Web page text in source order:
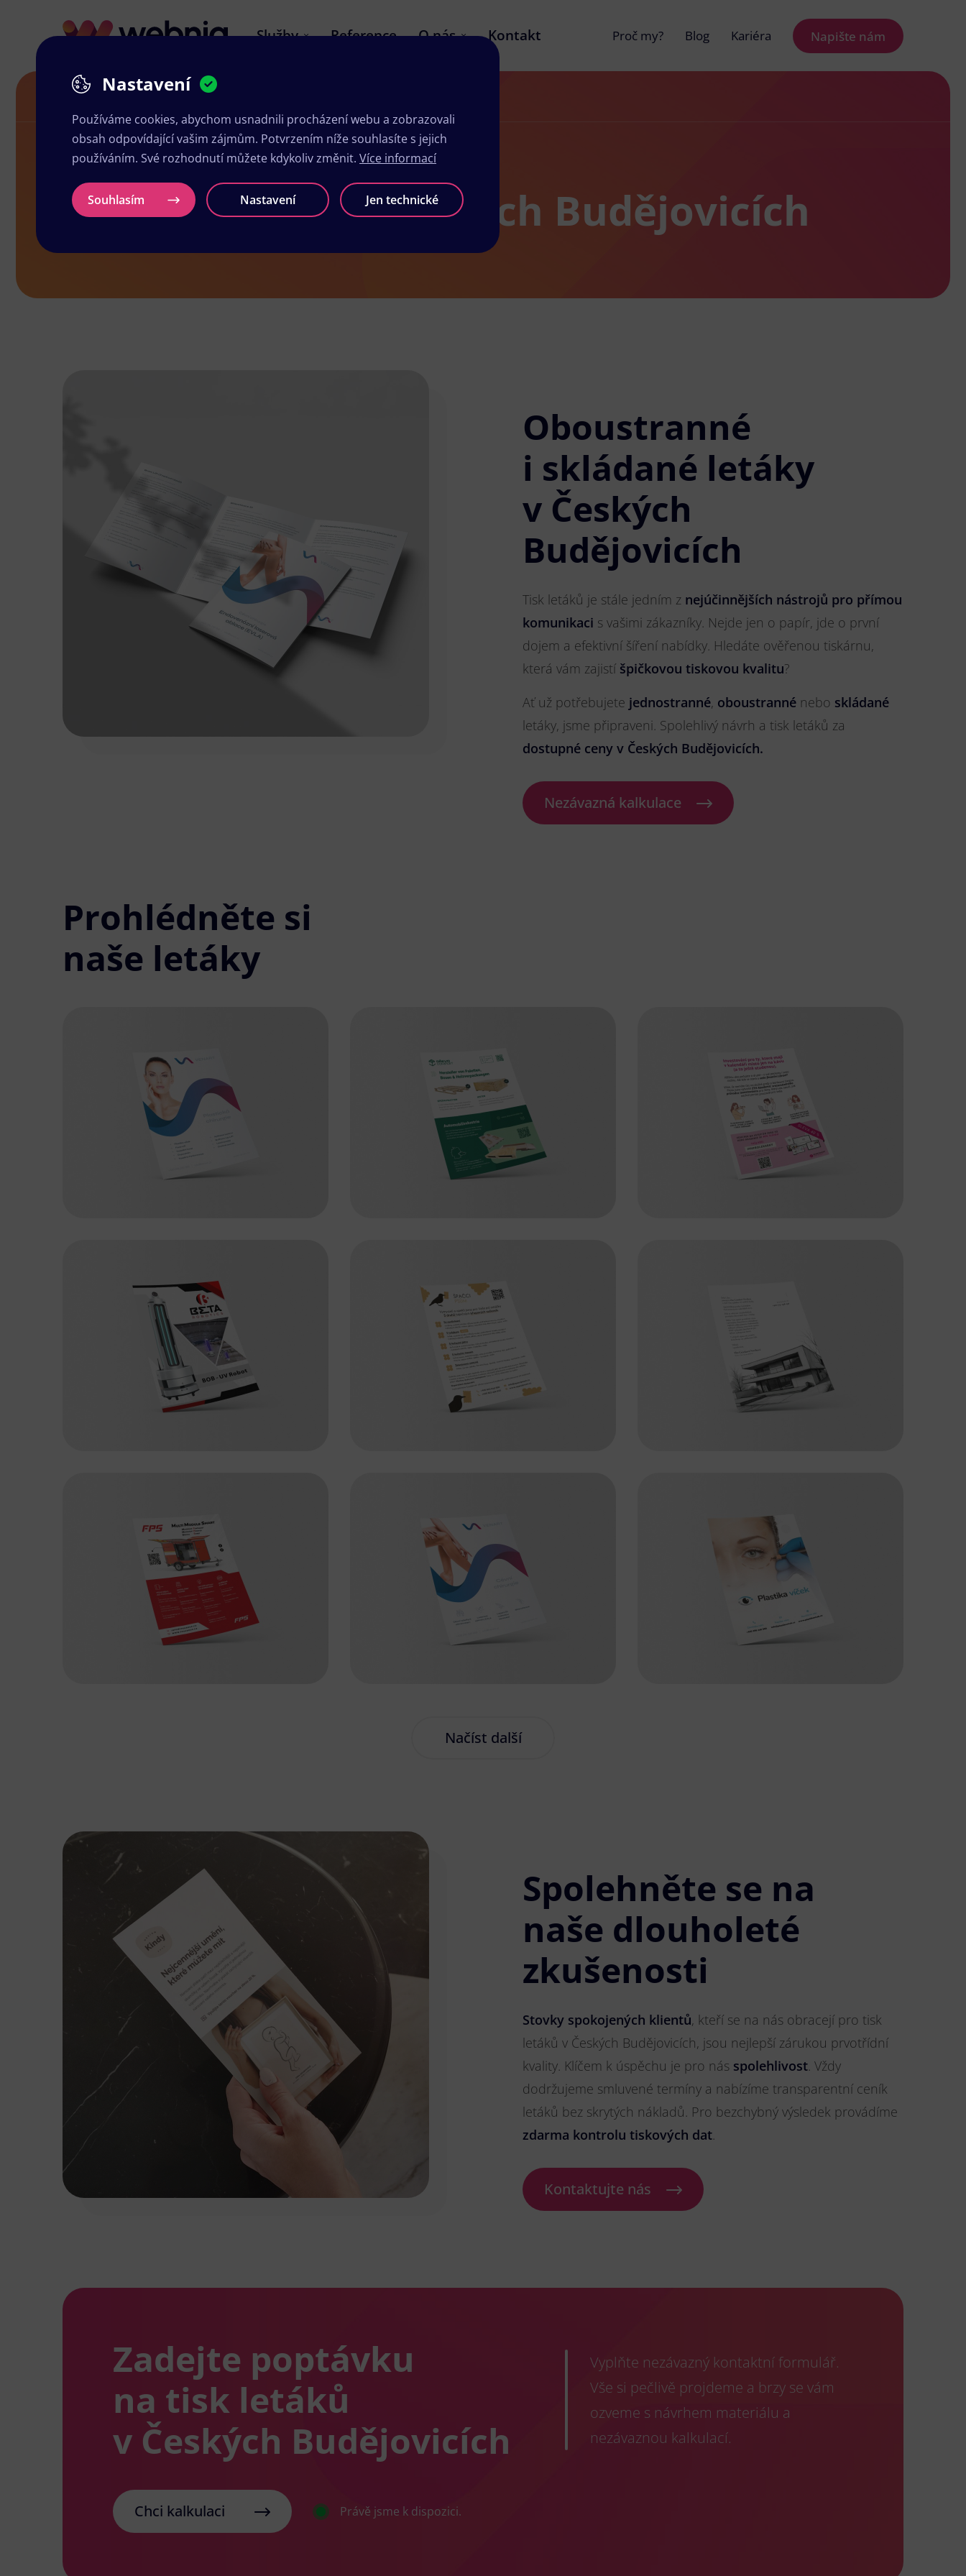
Služby Reference O nás Kontakt Proč my? Blog Kariéra Napište nám
Návrh letáků v Českých Budějovicích
Návrh letáků v Českých Budějovicích
Oboustranné
i skládané letáky
v Českých
Budějovicích
Tisk letáků je stále jedním z nejúčinnějších nástrojů pro přímou
komunikaci s vašimi zákazníky. Nejde jen o papír, jde o první
dojem a efektivní šíření nabídky. Hledáte ověřenou tiskárnu,
která vám zajistí špičkovou tiskovou kvalitu?
Ať už potřebujete jednostranné, oboustranné nebo skládané
letáky, jsme připraveni. Spolehlivý návrh a tisk letáků za
dostupné ceny v Českých Budějovicích.
Nezávazná kalkulace
Prohlédněte si
naše letáky
Načíst další
Spolehněte se na
naše dlouholeté
zkušenosti
Stovky spokojených klientů, kteří se na nás obracejí pro tisk
letáků v Českých Budějovicích, jsou nejlepší zárukou prvotřídní
kvality. Klíčem k úspěchu je pro nás spolehlivost. Vždy
dodržujeme smluvené termíny a nabízíme transparentní ceník
letáků bez skrytých nákladů. Pro bezchybný výsledek provádíme
zdarma kontrolu tiskových dat.
Kontaktujte nás
Zadejte poptávku
na tisk letáků
v Českých Budějovicích
Vyplňte nezávazný kontaktní formulář.
Vše si pečlivě projdeme a brzy se vám
ozveme s návrhem materiálu a
nezávaznou kalkulací.
Chci kalkulaci Právě jsme k dispozici.
Nastavení
Používáme cookies, abychom usnadnili procházení webu a zobrazovali
obsah odpovídající vašim zájmům. Potvrzením níže souhlasíte s jejich
používáním. Své rozhodnutí můžete kdykoliv změnit. Více informací
Souhlasím Nastavení Jen technické